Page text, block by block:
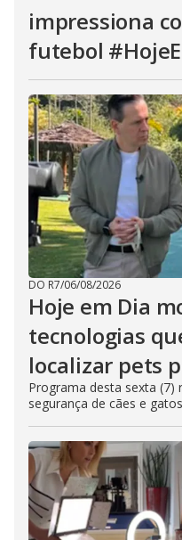
impressiona
futebol
DO R7/06/08/2026
Hoje em Dia
tecnologias
localizar pets
Programa desta sexta (7)
segurança de cães e gatos